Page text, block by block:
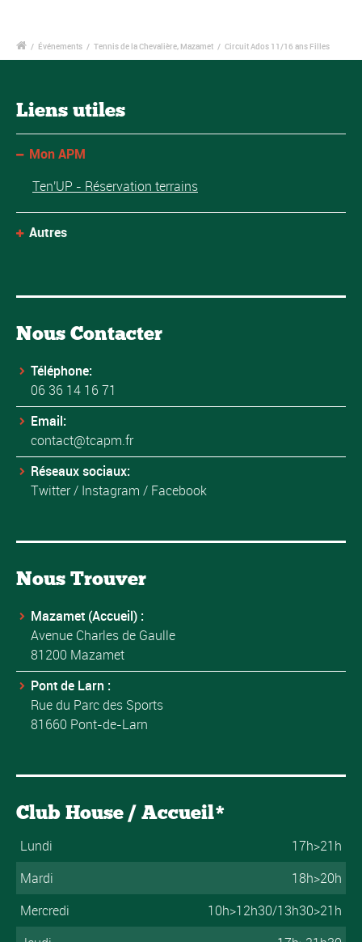
/ Événements / Tennis de la Chevalière, Mazamet / Circuit Ados 11/16 ans Filles
Liens utiles
Mon APM
Ten'UP - Réservation terrains
Autres
Nous Contacter
Téléphone:
06 36 14 16 71
Email:
contact@tcapm.fr
Réseaux sociaux:
Twitter/ Instagram / Facebook
Nous Trouver
Mazamet (Accueil) :
Avenue Charles de Gaulle
81200 Mazamet
Pont de Larn :
Rue du Parc des Sports
81660 Pont-de-Larn
Club House / Accueil*
Lundi
17h>21h
Mardi
18h>20h
Mercredi
10h>12h30/13h30>21h